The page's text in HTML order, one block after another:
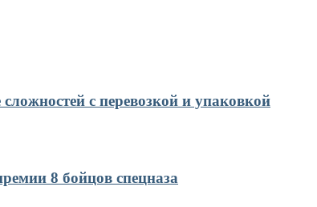
с перевозкой и упаковкой
8 бойцов спецназа